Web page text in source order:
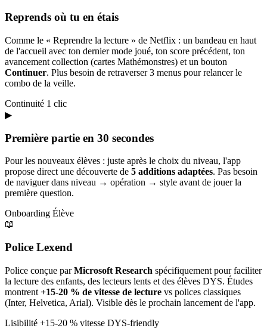
Reprends où tu en étais
Comme le « Reprendre la lecture » de Netflix : un bandeau en haut
de l'accueil avec ton dernier mode joué, ton score précédent, ton
avancement collection (cartes Mathémonstres) et un bouton
Continuer. Plus besoin de retraverser 3 menus pour relancer le
combo de la veille.
Continuité 1 clic
▶
Première partie en 30 secondes
Pour les nouveaux élèves : juste après le choix du niveau, l'app
propose direct une découverte de 5 additions adaptées. Pas besoin
de naviguer dans niveau → opération → style avant de jouer la
première question.
Onboarding Élève
📖
Police Lexend
Police conçue parMicrosoft Research spécifiquement pour faciliter
la lecture des enfants, des lecteurs lents et des élèves DYS. Études
montrent +15-20 % de vitesse de lecture vs polices classiques
(Inter, Helvetica, Arial). Visible dès le prochain lancement de l'app.
Lisibilité +15-20 % vitesse DYS-friendly